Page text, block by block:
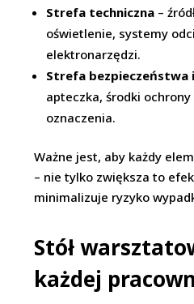
Strefa techniczna –
oświetlenie, systemy
elektronarzędzi.
Strefa bezpieczeństwa
apteczka, środki
oznaczenia.
Ważne jest, aby każdy
– nie tylko zwiększa to
minimalizuje ryzyko
Stół
każdej